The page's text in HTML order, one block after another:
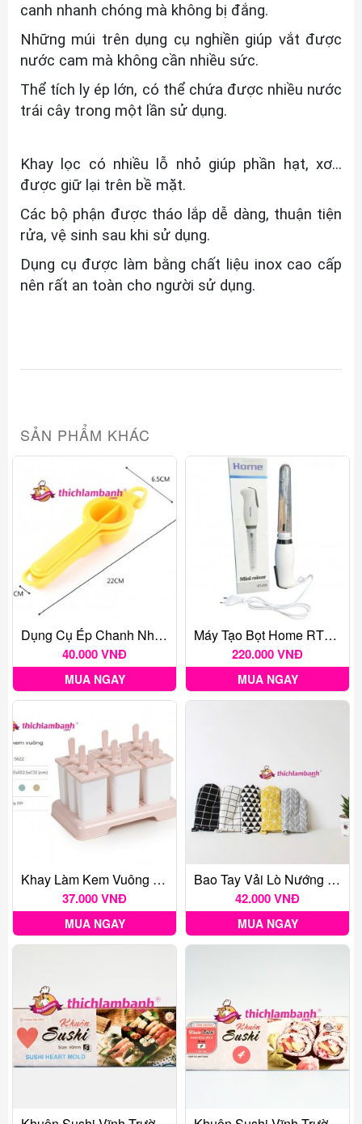
canh nhanh chóng mà không bị đắng.
Những múi trên dụng cụ nghiền giúp vắt được
nước cam mà không cần nhiều sức.
Thể tích ly ép lớn, có thể chứa được nhiều nước
trái cây trong một lần sử dụng.
Khay lọc có nhiều lỗ nhỏ giúp phần hạt, xơ...
được giữ lại trên bề mặt.
Các bộ phận được tháo lắp dễ dàng, thuận tiện
rửa, vệ sinh sau khi sử dụng.
Dụng cụ được làm bằng chất liệu inox cao cấp
nên rất an toàn cho người sử dụng.
SẢN PHẨM KHÁC
Dụng Cụ Ép Chanh Nhựa
40.000 VNĐ
MUA NGAY
Máy Tạo Bọt Home RT209 Cắm Điện
220.000 VNĐ
MUA NGAY
Khay Làm Kem Vuông 9 5622
37.000 VNĐ
MUA NGAY
Bao Tay Vải Lò Nướng (Màu Ngẫu Nhiên) - 1 Cặp
42.000 VNĐ
MUA NGAY